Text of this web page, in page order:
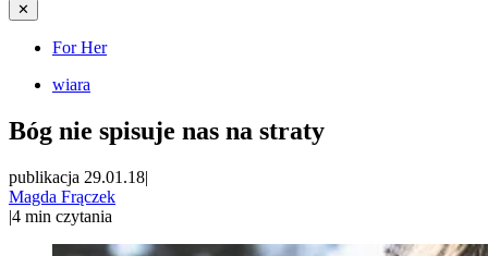
✕
For Her
wiara
Bóg nie spisuje nas na straty
publikacja 29.01.18|
Magda Frączek
|4 min czytania